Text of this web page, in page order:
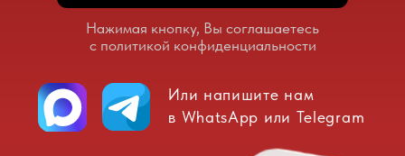
Доверенность
(если Вы не являетесь собственником авто)